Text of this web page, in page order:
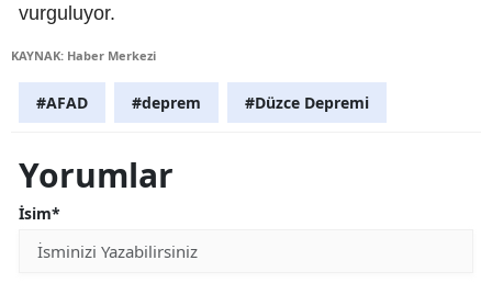
vurguluyor.
KAYNAK: Haber Merkezi
#AFAD #deprem #Düzce Depremi
Yorumlar
İsim*